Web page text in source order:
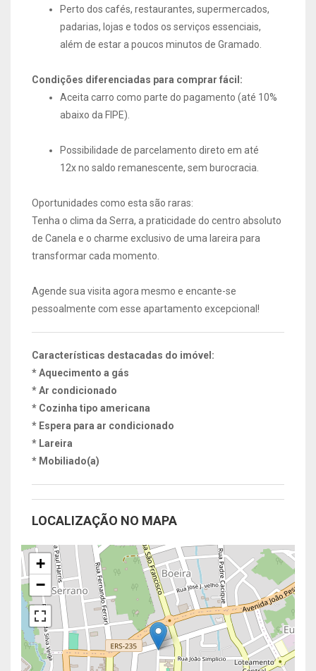
Perto dos cafés, restaurantes, supermercados,
padarias, lojas e todos os serviços essenciais,
além de estar a poucos minutos de Gramado.
Condições diferenciadas para comprar fácil:
Aceita carro como parte do pagamento (até 10%
abaixo da FIPE).
Possibilidade de parcelamento direto em até
12x no saldo remanescente, sem burocracia.
Oportunidades como esta são raras:
Tenha o clima da Serra, a praticidade do centro absoluto
de Canela e o charme exclusivo de uma lareira para
transformar cada momento.
Agende sua visita agora mesmo e encante-se
pessoalmente com esse apartamento excepcional!
Características destacadas do imóvel:
* Aquecimento a gás
* Ar condicionado
* Cozinha tipo americana
* Espera para ar condicionado
* Lareira
* Mobiliado(a)
LOCALIZAÇÃO NO MAPA
+
−